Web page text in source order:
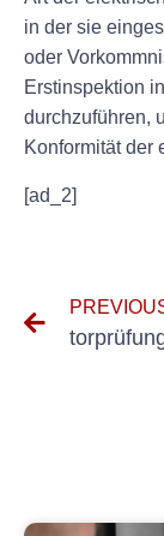
in der sie
oder
Erstinspektion
durchzuführen,
Konformität der
[ad_2]